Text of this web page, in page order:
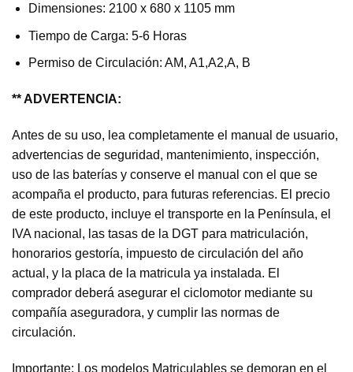
Dimensiones: 2100 x 680 x 1105 mm
Tiempo de Carga: 5-6 Horas
Permiso de Circulación: AM, A1,A2,A, B
** ADVERTENCIA:
Antes de su uso, lea completamente el manual de usuario,
advertencias de seguridad, mantenimiento, inspección,
uso de las baterías y conserve el manual con el que se
acompaña el producto, para futuras referencias. El precio
de este producto, incluye el transporte en la Península, el
IVA nacional, las tasas de la DGT para matriculación,
honorarios gestoría, impuesto de circulación del año
actual, y la placa de la matricula ya instalada. El
comprador deberá asegurar el ciclomotor mediante su
compañía aseguradora, y cumplir las normas de
circulación.
Importante: Los modelos Matriculables se demoran en el